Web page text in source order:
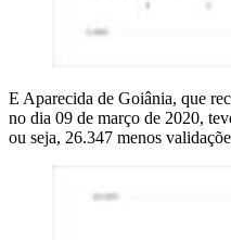
E Aparecida de Goiânia, que
no dia 09 de março de 2020,
ou seja, 26.347 menos